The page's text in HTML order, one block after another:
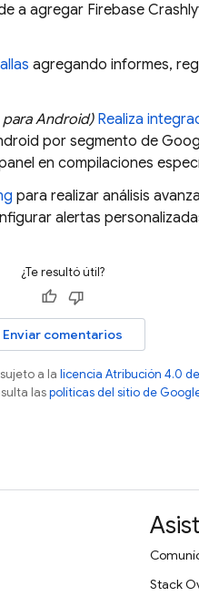
a agregar Firebase
agregando informes,
para Android) Realiza
por segmento de
en compilaciones
para realizar análisis
alertas
¿Te resultó útil?
Enviar comentarios
a la licencia Atribución 4.0
laspolíticas del sitio de
Stack